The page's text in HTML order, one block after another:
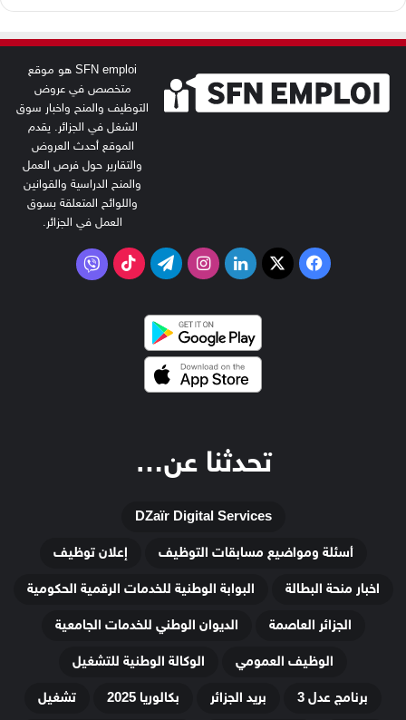
SFN emploi هو موقع
متخصص في عروض
التوظيف والمنح واخبار سوق
الشغل في الجزائر. يقدم
الموقع أحدث العروض
والتقارير حول فرص العمل
والمنح الدراسية والقوانين
واللوائح المتعلقة بسوق
العمل في الجزائر.
فيسبوك
‫X لينكدإنانستقرامتيلقرام‫TikTokفايبر
تحدثنا عن…
DZaïr Digital Services
أسئلة ومواضيع مسابقات التوظيف
إعلان توظيف
اخبار منحة البطالة
البوابة الوطنية للخدمات الرقمية الحكومية
الجزائر العاصمة
الديوان الوطني للخدمات الجامعية
الوظيف العمومي
الوكالة الوطنية للتشغيل
برنامج عدل 3
بريد الجزائر بكالوريا 2025
تشغيل